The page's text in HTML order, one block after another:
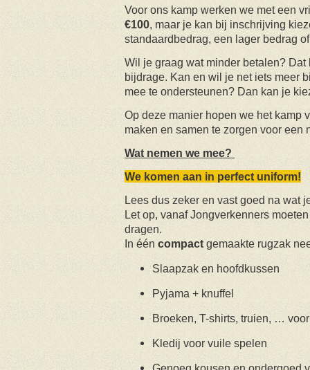
Voor ons kamp werken we met een
€100, maar je kan bij inschrijving
standaardbedrag, een lager bedrag
Wil je graag wat minder betalen?
bijdrage. Kan en wil je net iets meer
mee te ondersteunen? Dan kan je
Op deze manier hopen we het kamp
maken en samen te zorgen voor een
Wat nemen we mee?
We komen aan in perfect uniform!
Lees dus zeker en vast goed na wat
Let op, vanaf Jongverkenners
dragen.
In één compact gemaakte rugzak
Slaapzak en hoofdkussen
Pyjama + knuffel
Broeken, T-shirts, truien, …
Kledij voor vuile spelen